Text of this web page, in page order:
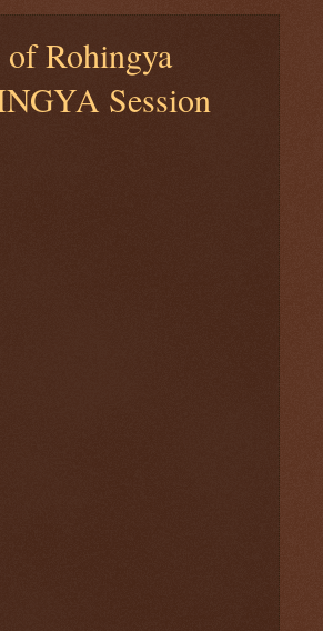
Rohingya
Session